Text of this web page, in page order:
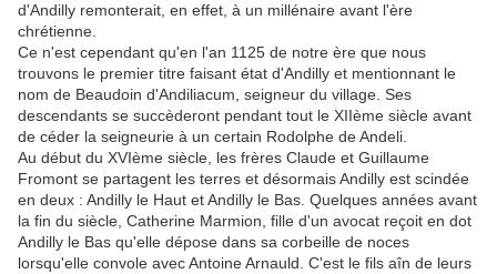
d'Andilly remonterait, en effet, à un millénaire avant l'ère
chrétienne.
Ce n'est cependant qu'en l'an 1125 de notre ère que nous
trouvons le premier titre faisant état d'Andilly et mentionnant le
nom de Beaudoin d'Andiliacum, seigneur du village. Ses
descendants se succèderont pendant tout le XIIème siècle avant
de céder la seigneurie à un certain Rodolphe de Andeli.
Au début du XVIème siècle, les frères Claude et Guillaume
Fromont se partagent les terres et désormais Andilly est scindée
en deux : Andilly le Haut et Andilly le Bas. Quelques années avant
la fin du siècle, Catherine Marmion, fille d'un avocat reçoit en dot
Andilly le Bas qu'elle dépose dans sa corbeille de noces
lorsqu'elle convole avec Antoine Arnauld. C'est le fils aîn de leurs